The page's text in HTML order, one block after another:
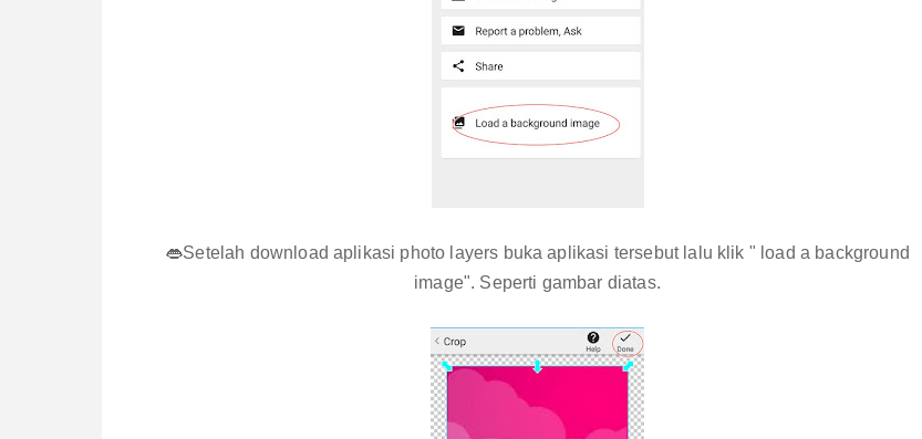
👄Setelah download aplikasi photo layers buka aplikasi tersebut lalu klik " load a background
image". Seperti gambar diatas.